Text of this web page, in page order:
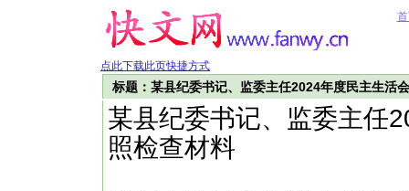
点此下载此页快捷方式
标题：某县纪委书记、监委主任2024年度民主生活
某县纪委书记、监委主任
照检查材料